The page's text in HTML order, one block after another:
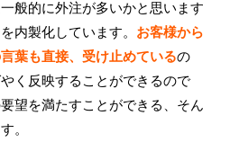
般的に外注が多いかと思います
内製化しています。 お客様から
葉も直接、受け止めているの
く反映することができるので
望を満たすことができる、そん
。